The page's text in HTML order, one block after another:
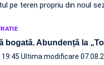
pe teren propriu din noul
bogată. Abundență la
Ultima modificare